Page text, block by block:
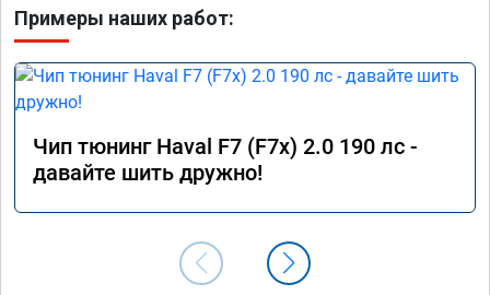
Примеры наших работ:
Чип тюнинг Haval F7 (F7x) 2.0 190 лс -
давайте шить дружно!